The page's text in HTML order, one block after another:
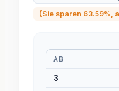
(Sie sparen 63.59% ,
AB
3